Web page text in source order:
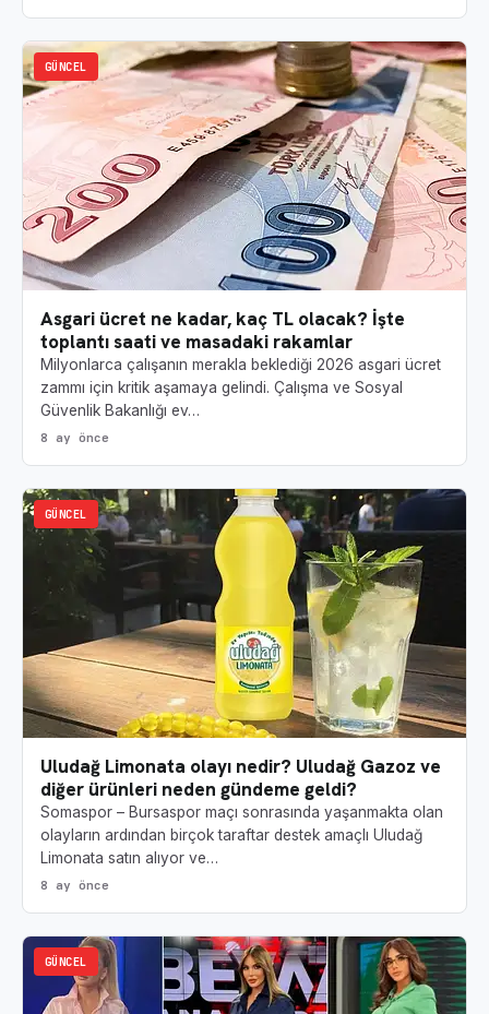
GÜNCEL
Asgari ücret ne kadar, kaç TL olacak? İşte
toplantı saati ve masadaki rakamlar
Milyonlarca çalışanın merakla beklediği 2026 asgari ücret
zammı için kritik aşamaya gelindi. Çalışma ve Sosyal
Güvenlik Bakanlığı ev…
8 ay önce
GÜNCEL
Uludağ Limonata olayı nedir? Uludağ Gazoz ve
diğer ürünleri neden gündeme geldi?
Somaspor – Bursaspor maçı sonrasında yaşanmakta olan
olayların ardından birçok taraftar destek amaçlı Uludağ
Limonata satın alıyor ve…
8 ay önce
GÜNCEL